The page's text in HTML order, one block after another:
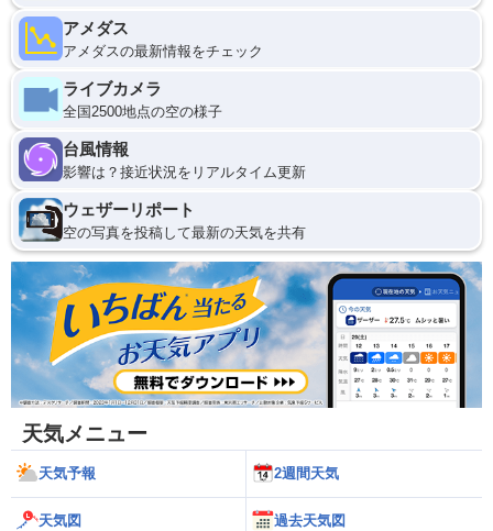
アメダス
アメダスの最新情報をチェック
ライブカメラ
全国2500地点の空の様子
台風情報
影響は？接近状況をリアルタイム更新
ウェザーリポート
空の写真を投稿して最新の天気を共有
天気メニュー
天気予報 2週間天気
天気図 過去天気図